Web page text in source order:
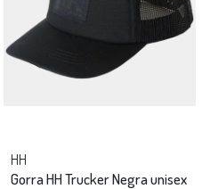
HH
Gorra HH Trucker Negra unisex